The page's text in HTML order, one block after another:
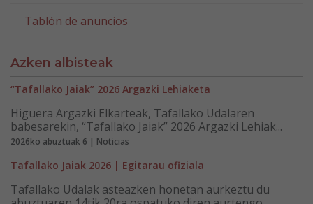
Tablón de anuncios
Azken albisteak
“Tafallako Jaiak” 2026 Argazki Lehiaketa
Higuera Argazki Elkarteak, Tafallako Udalaren
babesarekin, “Tafallako Jaiak” 2026 Argazki Lehiak...
2026ko abuztuak 6 | Noticias
Tafallako Jaiak 2026 | Egitarau ofiziala
Tafallako Udalak asteazken honetan aurkeztu du